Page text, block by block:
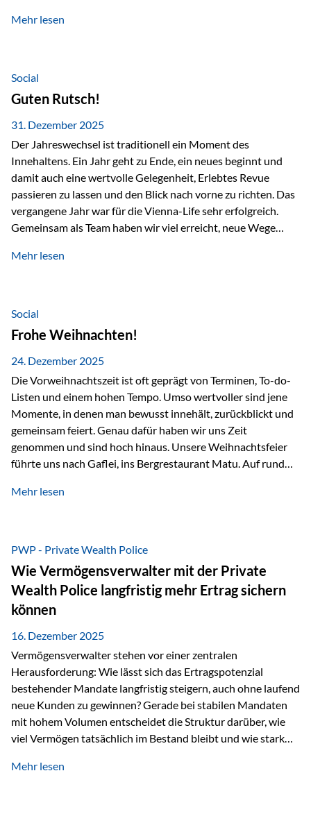
Branchentreffen für Finanz- und Versicherungsprofis im
Vermögensstrukturierung und Nachfolgeplanung
gemeinsam zu diskutieren. Persönlich für Sie vor Ort An
beiden Kongresstagen stehen Ihnen Maximilian
Fichtenbauer, Dirk…
Mehr lesen
Social
Guten Rutsch!
31. Dezember 2025
Der Jahreswechsel ist traditionell ein Moment des
Innehaltens. Ein Jahr geht zu Ende, ein neues beginnt und
damit auch eine wertvolle Gelegenheit, Erlebtes Revue
passieren zu lassen und den Blick nach vorne zu richten. Das
vergangene Jahr war für die Vienna-Life sehr erfolgreich.
Gemeinsam als Team haben wir viel erreicht, neue Wege
Veranstaltungen wie der Schnifisschnauf, aber auch unsere
starkes Miteinander ist. Neben diesen gemeinsamen
Erlebnissen konnten wir…
Mehr lesen
Social
Frohe Weihnachten!
24. Dezember 2025
Die Vorweihnachtszeit ist oft geprägt von Terminen, To-do-
Listen und einem hohen Tempo. Umso wertvoller sind jene
Momente, in denen man bewusst innehält, zurückblickt und
gemeinsam feiert. Genau dafür haben wir uns Zeit
genommen und sind hoch hinaus. Unsere Weihnachtsfeier
führte uns nach Gaflei, ins Bergrestaurant Matu. Auf rund
beeindruckendes Panorama, sondern auch etwas, das im
verschneiter Landschaft, bei feinem Essen, guter Musik und
einer entspannten…
Mehr lesen
PWP - Private Wealth Police
Wie Vermögensverwalter mit der Private
Wealth Police langfristig mehr Ertrag sichern
können
16. Dezember 2025
Vermögensverwalter stehen vor einer zentralen
Herausforderung: Wie lässt sich das Ertragspotenzial
bestehender Mandate langfristig steigern, auch ohne laufend
neue Kunden zu gewinnen? Gerade bei stabilen Mandaten
mit hohem Volumen entscheidet die Struktur darüber, wie
viel Vermögen tatsächlich im Bestand bleibt und wie stark
Beispiel verdeutlicht diese Wirkung besonders deutlich.
Mehr lesen